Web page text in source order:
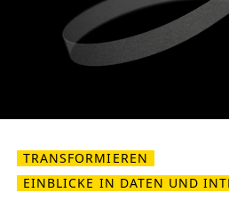
TRANSFORMIEREN
EINBLICKE IN DATEN UND